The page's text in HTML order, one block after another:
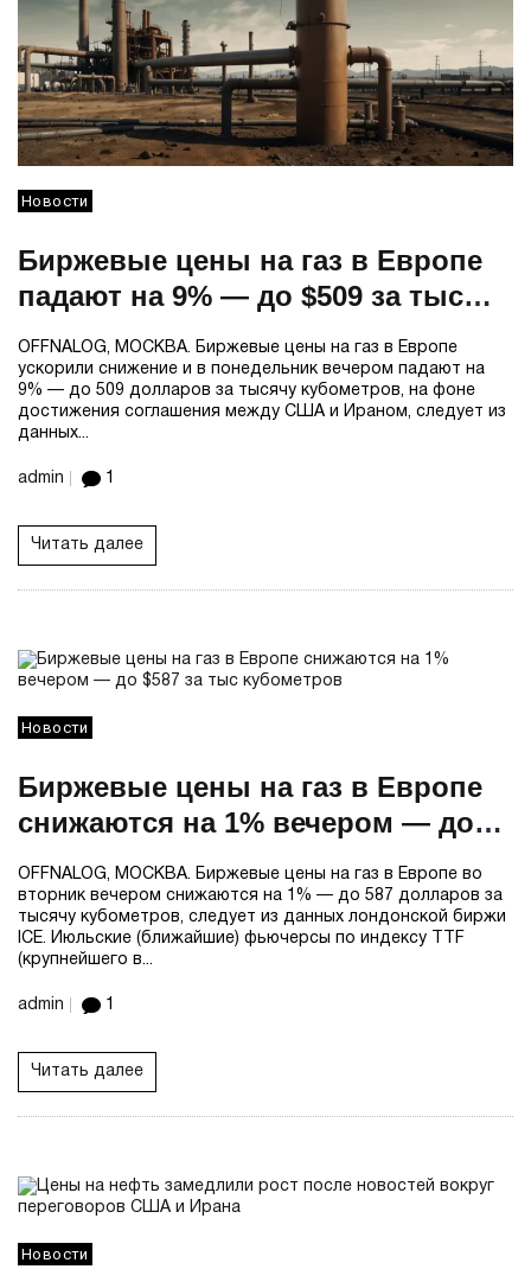
Новости
Биржевые цены на газ в Европе
падают на 9% — до $509 за тыс
кубометров
OFFNALOG, МОСКВА. Биржевые цены на газ в Европе
ускорили снижение и в понедельник вечером падают на
9% — до 509 долларов за тысячу кубометров, на фоне
достижения соглашения между США и Ираном, следует из
данных...
admin 1
Читать далее
Новости
Биржевые цены на газ в Европе
снижаются на 1% вечером — до
$587 за тыс кубометров
OFFNALOG, МОСКВА. Биржевые цены на газ в Европе во
вторник вечером снижаются на 1% — до 587 долларов за
тысячу кубометров, следует из данных лондонской биржи
ICE. Июльские (ближайшие) фьючерсы по индексу TTF
(крупнейшего в...
admin 1
Читать далее
Новости